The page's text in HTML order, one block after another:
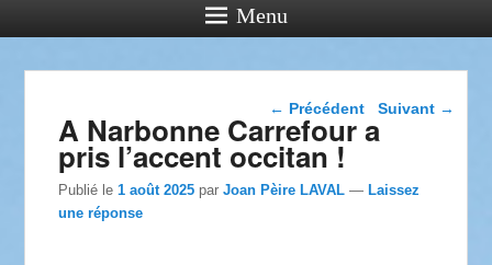
Menu
Navigation dans les
← Précédent Suivant →
A Narbonne Carrefour a
pris l’accent occitan !
Publié le1 août 2025 parJoan Pèire LAVAL —Laissez
une réponse